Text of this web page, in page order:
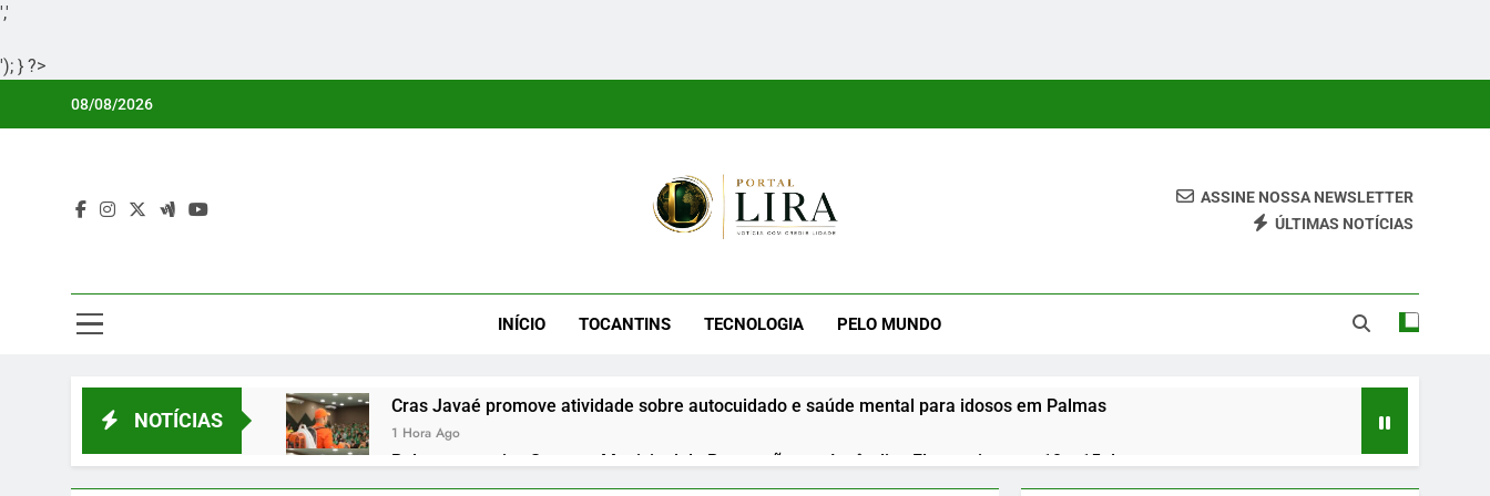
','
'); } ?>
08/08/2026
E Uma Boa Experiência Para O Leitor.
ASSINE NOSSA NEWSLETTER
ÚLTIMAS NOTÍCIAS
INÍCIO TOCANTINS TECNOLOGIA PELO MUNDO
NOTÍCIAS
Cras Javaé promove atividade sobre autocuidado e saúde mental para idosos em Palmas
1 Hora Ago
Palmas organiza Semana Municipal de Prevenção aos Incêndios Florestais entre 10 e 15 de agosto
1 Hora Ago